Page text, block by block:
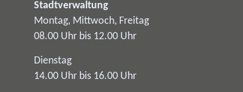
Stadtverwaltung
Montag, Mittwoch, Freitag
08.00 Uhr bis 12.00 Uhr
Dienstag
14.00 Uhr bis 16.00 Uhr